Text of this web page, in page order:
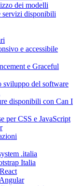
dei modelli
servizi disponibili
e accessibile
e Graceful
sviluppo del software
disponibili con Can I
per CSS e JavaScript
.italia
Italia